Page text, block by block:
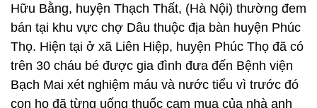
Hữu Bằng, huyện Thạch Thất, (Hà Nội) thường đem
bán tại khu vực chợ Dâu thuộc địa bàn huyện Phúc
Thọ. Hiện tại ở xã Liên Hiệp, huyện Phúc Thọ đã có
trên 30 cháu bé được gia đình đưa đến Bệnh viện
Bạch Mai xét nghiệm máu và nước tiểu vì trước đó
con họ đã từng uống thuốc cam mua của nhà anh